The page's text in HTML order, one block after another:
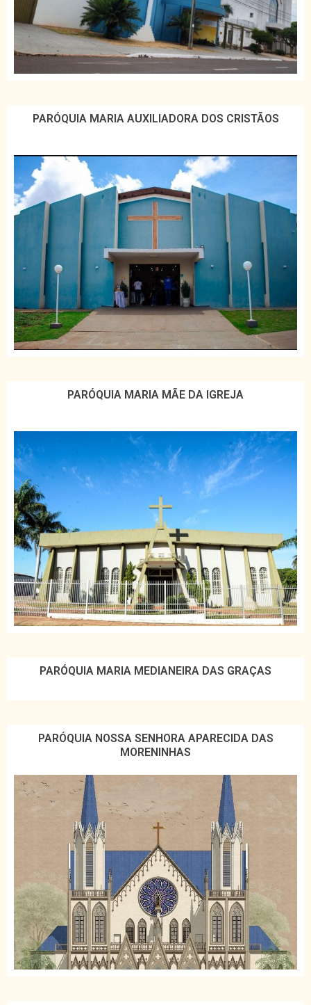
PARÓQUIA MARIA AUXILIADORA DOS CRISTÃOS
PARÓQUIA MARIA MÃE DA IGREJA
PARÓQUIA MARIA MEDIANEIRA DAS GRAÇAS
PARÓQUIA NOSSA SENHORA APARECIDA DAS
MORENINHAS